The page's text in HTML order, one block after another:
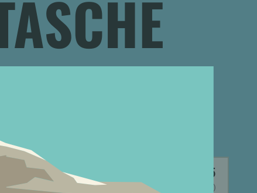
162.15
(inkl. MwSt.)